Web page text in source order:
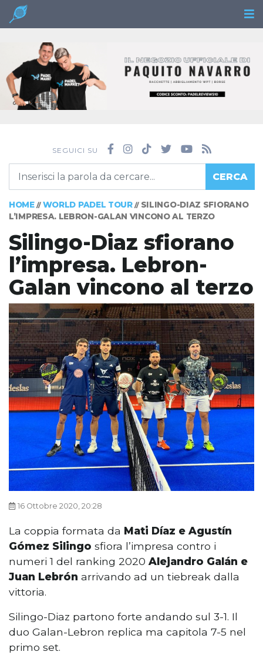
SEGUICI SU
CERCA
HOME// WORLD PADEL TOUR// SILINGO-DIAZ SFIORANO
L’IMPRESA. LEBRON-GALAN VINCONO AL TERZO
Silingo-Diaz sfiorano
l’impresa. Lebron-
Galan vincono al terzo
16 Ottobre 2020, 20:28
La coppia formata da Mati Díaz e Agustín
Gómez Silingo sfiora l’impresa contro i
numeri 1 del ranking 2020 Alejandro Galán e
Juan Lebrón arrivando ad un tiebreak dalla
vittoria.
Silingo-Diaz partono forte andando sul 3-1. Il
duo Galan-Lebron replica ma capitola 7-5 nel
primo set.